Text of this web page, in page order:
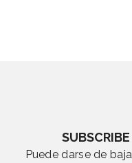
Puede darse de